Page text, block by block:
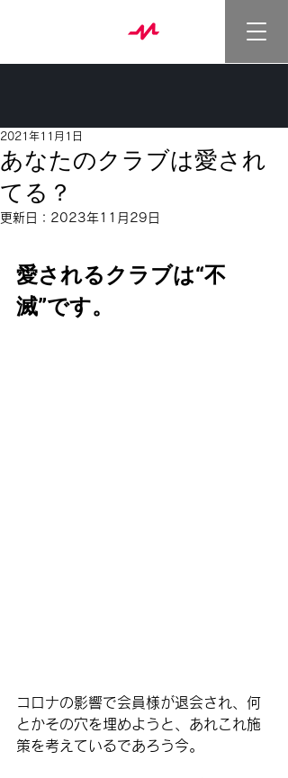
あなたのクラブは愛され
てる？
2021年11月1日
更新日： 2023年11月29日
愛されるクラブは“不
滅”です。
コロナの影響で会員様が退会され、何
とかその穴を埋めようと、あれこれ施
策を考えているであろう今。